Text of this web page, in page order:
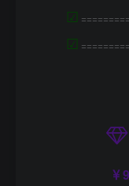
☑
☑